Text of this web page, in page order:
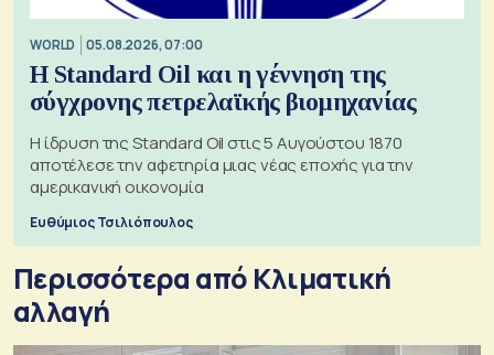
WORLD 05.08.2026, 07:00
Η Standard Oil και η γέννηση της
σύγχρονης πετρελαϊκής βιομηχανίας
Η ίδρυση της Standard Oil στις 5 Αυγούστου 1870
αποτέλεσε την αφετηρία μιας νέας εποχής για την
αμερικανική οικονομία
Ευθύμιος Τσιλιόπουλος
Περισσότερα από Κλιματική
αλλαγή